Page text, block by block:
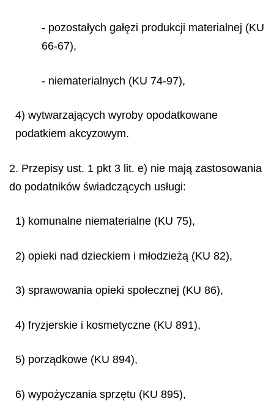
- pozostałych gałęzi produkcji materialnej (KU
66-67),
- niematerialnych (KU 74-97),
4) wytwarzających wyroby opodatkowane
podatkiem akcyzowym.
2. Przepisy ust. 1 pkt 3 lit. e) nie mają zastosowania
do podatników świadczących usługi:
1) komunalne niematerialne (KU 75),
2) opieki nad dzieckiem i młodzieżą (KU 82),
3) sprawowania opieki społecznej (KU 86),
4) fryzjerskie i kosmetyczne (KU 891),
5) porządkowe (KU 894),
6) wypożyczania sprzętu (KU 895),